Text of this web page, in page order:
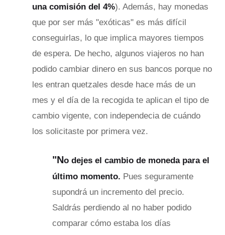
una comisión del 4%). Además, hay monedas
que por ser más "exóticas" es más difícil
conseguirlas, lo que implica mayores tiempos
de espera. De hecho, algunos viajeros no han
podido cambiar dinero en sus bancos porque no
les entran quetzales desde hace más de un
mes y el día de la recogida te aplican el tipo de
cambio vigente, con independecia de cuándo
los solicitaste por primera vez.
"No dejes el cambio de moneda para el
último momento. Pues seguramente
supondrá un incremento del precio.
Saldrás perdiendo al no haber podido
comparar cómo estaba los días